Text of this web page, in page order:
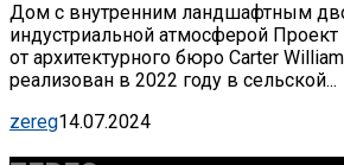
Дом с внутренним ландшафтным
индустриальной атмосферой
от архитектурного бюро Carter
реализован в 2022 году в сельской...
zereg14.07.2024